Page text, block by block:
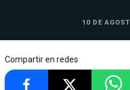
10 DE
Compartir en redes